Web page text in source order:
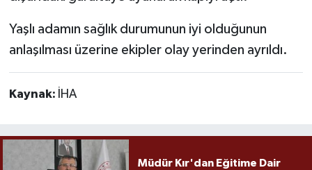
Yaşlı adamın sağlık durumunun iyi olduğunun
anlaşılması üzerine ekipler olay yerinden ayrıldı.
Kaynak: İHA
Müdür Kır'dan Eğitime Dair